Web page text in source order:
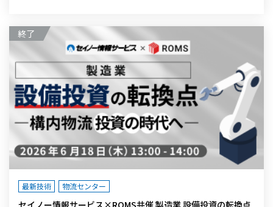
最新技術 物流センター
セイノー情報サービス×ROMS共催 製造業 設備投資の転換点